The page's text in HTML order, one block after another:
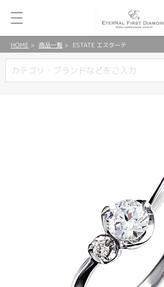
HOME 商品一覧 ESTATE エスターテ